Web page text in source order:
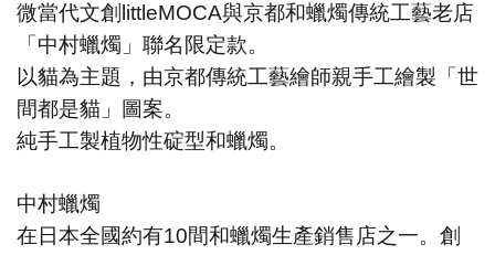
微當代文創littleMOCA與京都和蠟燭傳統工藝老店
「中村蠟燭」聯名限定款。
以貓為主題，由京都傳統工藝繪師親手工繪製「世
間都是貓」圖案。
純手工製植物性碇型和蠟燭。
中村蠟燭
在日本全國約有10間和蠟燭生產銷售店之一。 創